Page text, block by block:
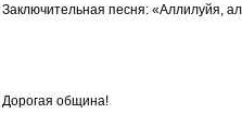
Заключительная песня: «Аллилуйя,
Дорогая община!